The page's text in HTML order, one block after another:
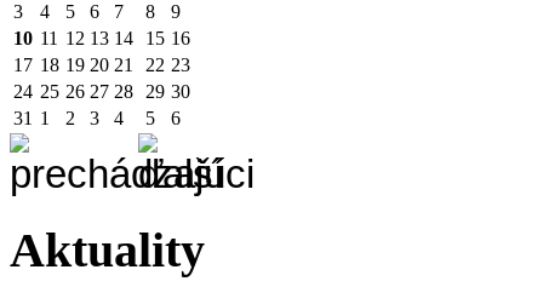
3
4 5 6 7 8
9
10 11 12 13 14 15 16
17 18 19 20 21 22 23
24 25 26 27 28 29 30
31 1 2 3 4 5 6
Aktuality